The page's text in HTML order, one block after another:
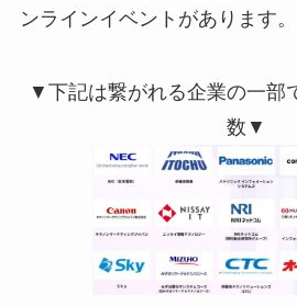
ンラインイベントがあります。
▼下記は繋がれる企業の一部
数▼